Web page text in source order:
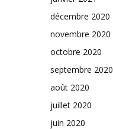
décembre 2020
novembre 2020
octobre 2020
septembre 2020
août 2020
juillet 2020
juin 2020